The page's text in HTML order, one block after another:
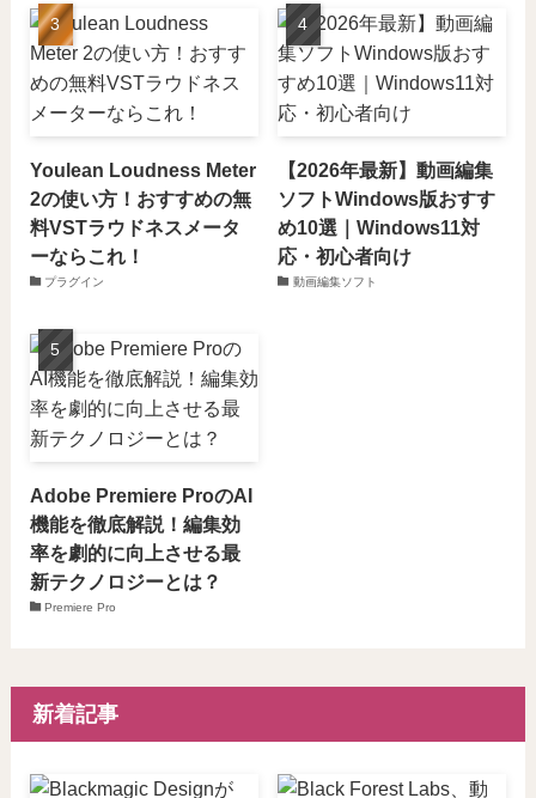
Youlean Loudness Meter
2の使い方！おすすめの無
料VSTラウドネスメータ
ーならこれ！
プラグイン
【2026年最新】動画編集
ソフトWindows版おすす
め10選｜Windows11対
応・初心者向け
動画編集ソフト
Adobe Premiere ProのAI
機能を徹底解説！編集効
率を劇的に向上させる最
新テクノロジーとは？
Premiere Pro
新着記事